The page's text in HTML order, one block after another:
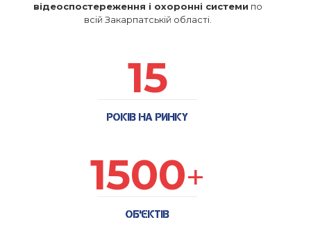
відеоспостереження і охоронні системи по
всій Закарпатській області.
15
РОКІВ НА РИНКУ
1500+
ОБ’ЄКТІВ